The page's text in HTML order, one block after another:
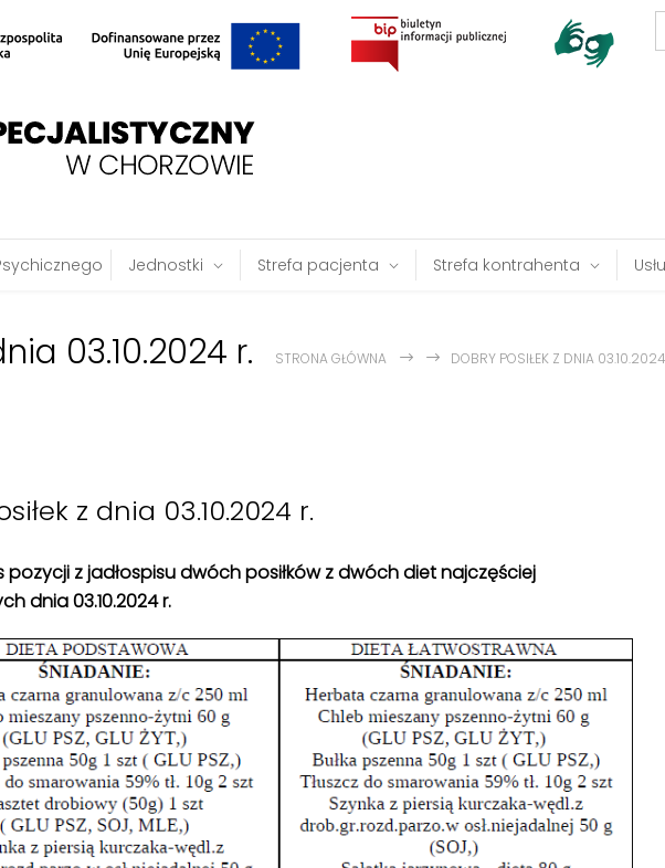
Jednostki Strefa pacjenta Strefa kontrahenta
03.10.2024 r. STRONA GŁÓWNA DOBRY POSIŁEK Z DNIA
z dnia 03.10.2024 r.
pozycji z jadłospisu dwóch posiłków z dwóch diet najczęściej
dnia 03.10.2024 r.